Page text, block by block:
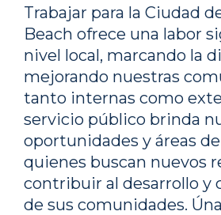
Trabajar para la Ciudad
Beach ofrece una labor
nivel local, marcando la
mejorando nuestras
tanto internas como
servicio público brinda
oportunidades y áreas
quienes buscan nuevos
contribuir al desarrollo y
de sus comunidades.